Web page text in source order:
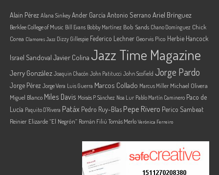
Alain Pérez Alana SinkeyAnder García Antonio Serrano Ariel Brínguez
Berklee College of Music Bill Evans Bobby Martínez Bob Sands Chano Domínguez Chick
Corea Clamores Jazz Dizzy Gillespie Federico Lechner Georvis Pico Herbie Hancock
Israel Sandoval Javier Colina Jazz Time Magazine
Jerry González Joaquin Chacón John Patitucci John Scofield Jorge Pardo
Jorge Pérez Jorge Vera Luis Guerra Marcos Collado Marcus Miller Michael Olivera
Miguel Blanco Miles Davis Moisés P. Sánchez Noa Lur Pablo Martín Caminero Paco de
Lucía Paquito D'Rivera Patáx Pedro Ruy-Blas Pepe Rivero Perico Sambeat
Reinier Elizarde “El Negrón” Román Filiú Tomás Merlo Verónica Ferreiro